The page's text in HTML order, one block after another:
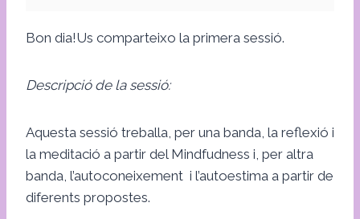
Bon dia!Us comparteixo la primera sessió.
Descripció de la sessió:
Aquesta sessió treballa, per una banda, la reflexió i
la meditació a partir del Mindfudness i, per altra
banda, l’autoconeixement i l’autoestima a partir de
diferents propostes.